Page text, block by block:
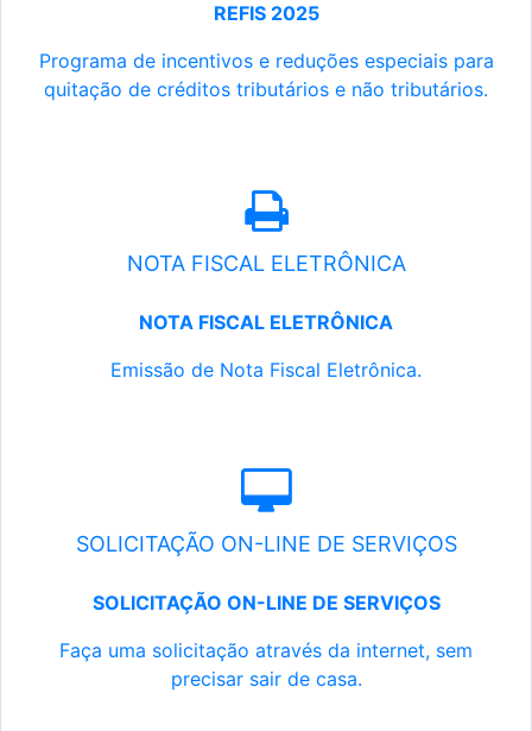
REFIS 2025
Programa de incentivos e reduções especiais para
quitação de créditos tributários e não tributários.
NOTA FISCAL ELETRÔNICA
NOTA FISCAL ELETRÔNICA
Emissão de Nota Fiscal Eletrônica.
SOLICITAÇÃO ON-LINE DE SERVIÇOS
SOLICITAÇÃO ON-LINE DE SERVIÇOS
Faça uma solicitação através da internet, sem
precisar sair de casa.